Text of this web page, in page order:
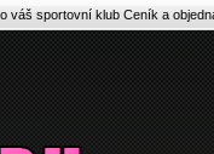
váš sportovní klub Ceník a